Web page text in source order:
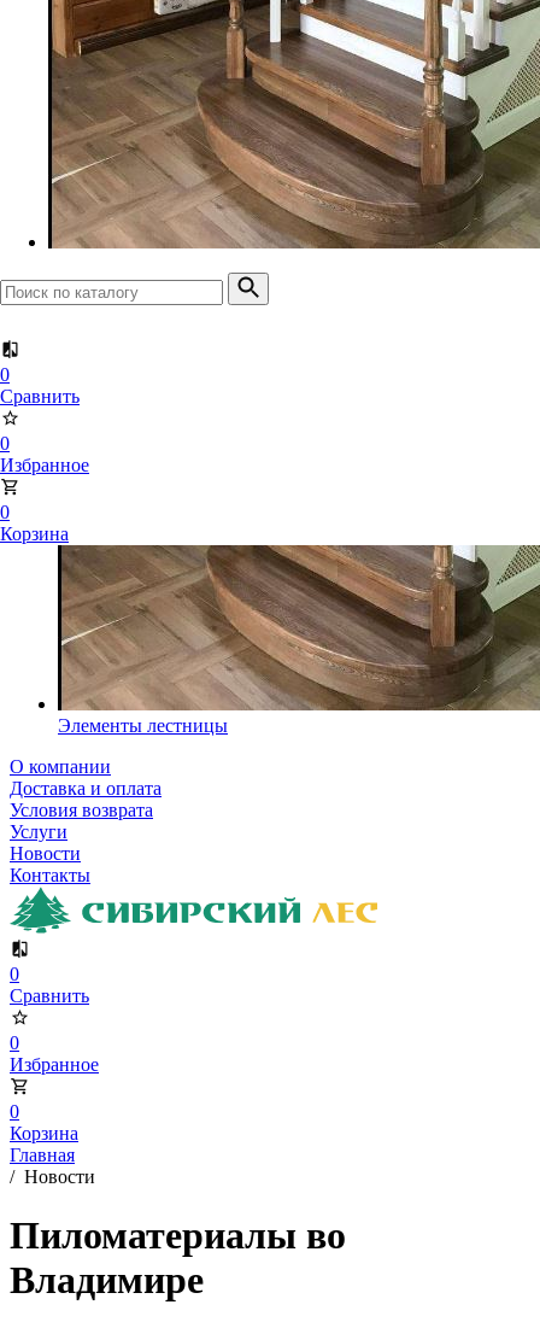
0
Сравнить
0
Избранное
0
Корзина
Планкен прямой
Планкен скошенный
Элементы лестницы
О компании
Доставка и оплата
Условия возврата
Услуги
Новости
Контакты
0
Сравнить
0
Избранное
0
Корзина
Главная
/ Новости
Пиломатериалы во
Владимире